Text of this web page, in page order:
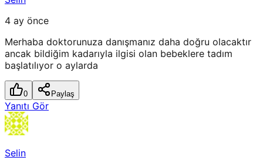
4 ay önce
Merhaba doktorunuza danışmanız daha doğru olacaktır
ancak bildiğim kadarıyla ilgisi olan bebeklere tadım
başlatılıyor o aylarda
0 Paylaş
Yanıtı Gör
Selin